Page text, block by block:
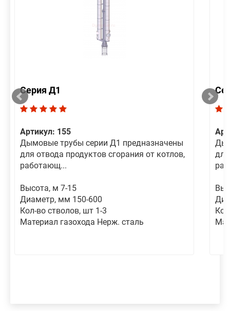
Серия Д1
Артикул: 155
Дымовые трубы серии Д1 предназначены
для отвода продуктов сгорания от котлов,
работающ...
Высота, м 7-15
Диаметр, мм 150-600
Кол-во стволов, шт 1-3
Материал газохода Нерж. сталь